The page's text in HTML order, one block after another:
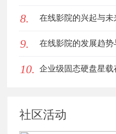
8. 在线影院的兴起与
9. 在线影院的发展趋
10. 企业级固态硬盘星
社区活动